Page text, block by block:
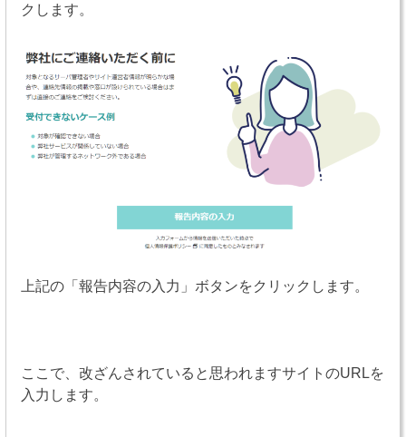
クします。
上記の「報告内容の入力」ボタンをクリックします。
ここで、改ざんされていると思われますサイトのURLを
入力します。